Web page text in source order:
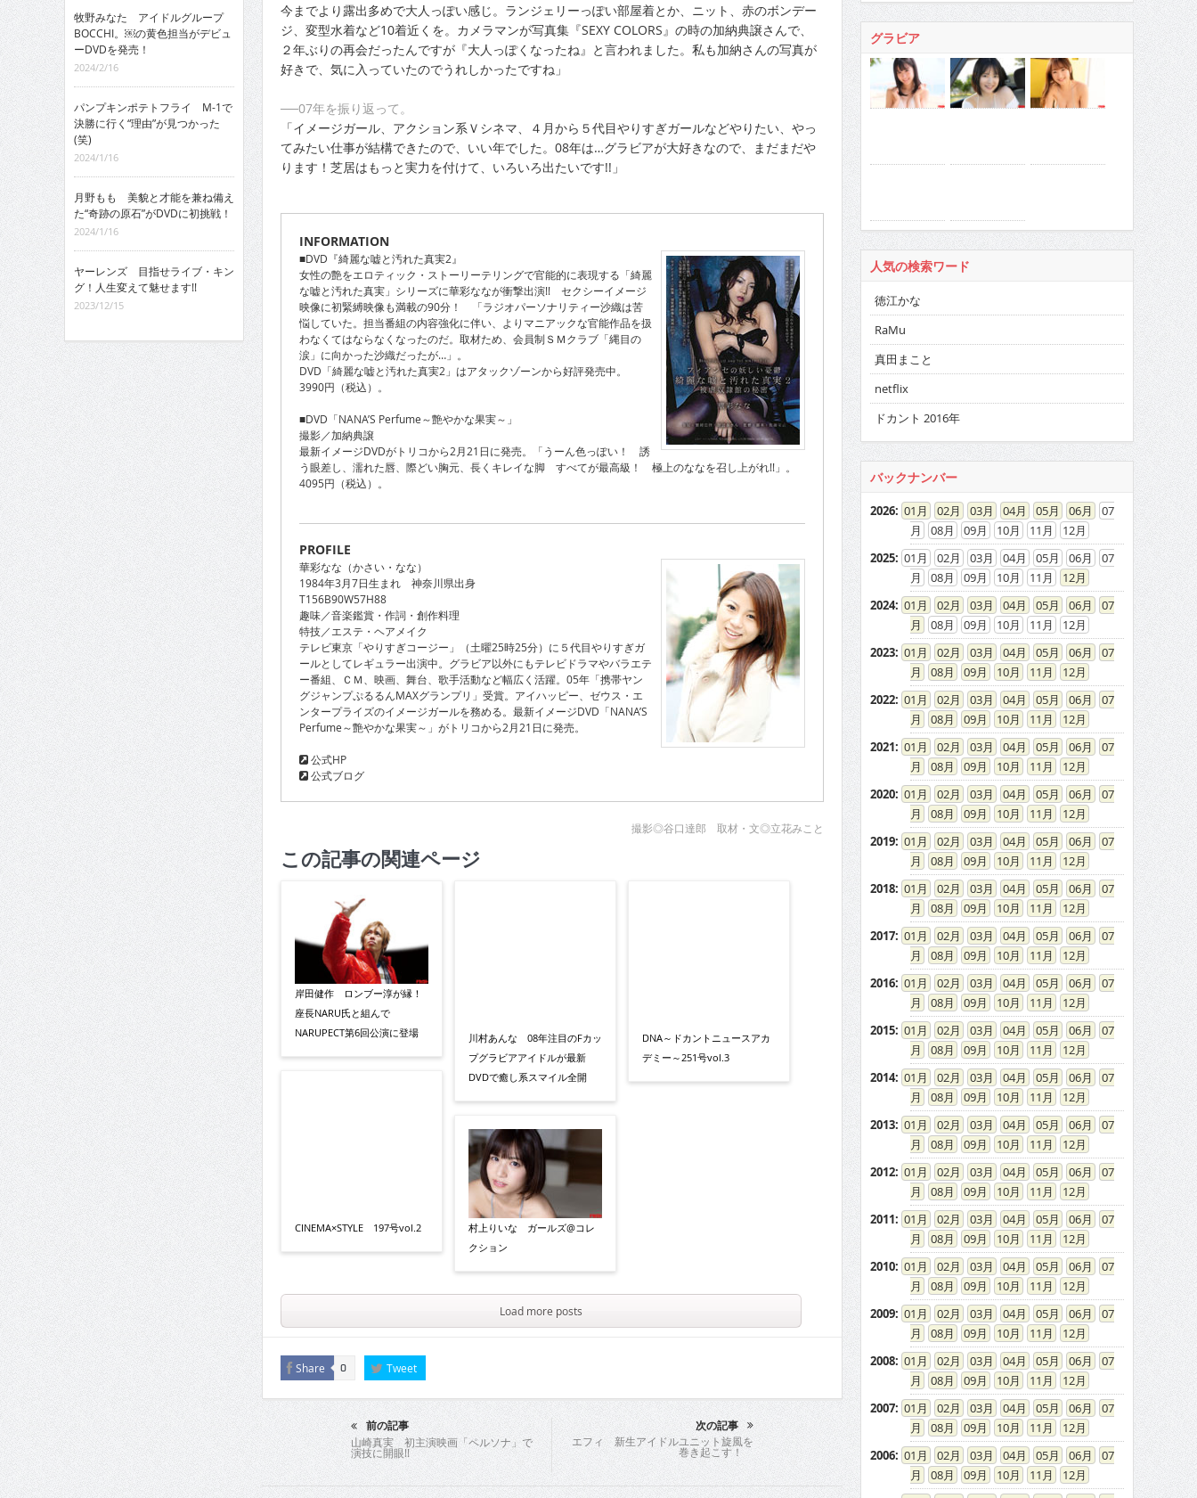
今までより露出多めで大人っぽい感じ。ランジェリーっぽい部屋着とか、ニット、赤のボンデー
ジ、変型水着など10着近くを。カメラマンが写真集『SEXY COLORS』の時の加納典譲さんで、
２年ぶりの再会だったんですが『大人っぽくなったね』と言われました。私も加納さんの写真が
好きで、気に入っていたのでうれしかったですね」
──07年を振り返って。
「イメージガール、アクション系Ｖシネマ、４月から５代目やりすぎガールなどやりたい、やっ
てみたい仕事が結構できたので、いい年でした。08年は…グラビアが大好きなので、まだまだや
ります！芝居はもっと実力を付けて、いろいろ出たいです!!」
INFORMATION
■DVD『綺麗な嘘と汚れた真実2』
女性の艶をエロティック・ストーリーテリングで官能的に表現する「綺麗
な嘘と汚れた真実」シリーズに華彩ななが衝撃出演!! セクシーイメージ
映像に初緊縛映像も満載の90分！ 「ラジオパーソナリティー沙織は苦
悩していた。担当番組の内容強化に伴い、よりマニアックな官能作品を扱
わなくてはならなくなったのだ。取材ため、会員制ＳＭクラブ「縄目の
涙」に向かった沙織だったが…」。
DVD「綺麗な嘘と汚れた真実2」はアタックゾーンから好評発売中。
3990円（税込）。
■DVD「NANA’S Perfume～艶やかな果実～」
撮影／加納典譲
最新イメージDVDがトリコから2月21日に発売。「うーん色っぽい！ 誘
う眼差し、濡れた唇、際どい胸元、長くキレイな脚 すべてが最高級！ 極上のななを召し上がれ!!」。
4095円（税込）。
PROFILE
華彩なな（かさい・なな）
1984年3月7日生まれ 神奈川県出身
T156B90W57H88
趣味／音楽鑑賞・作詞・創作料理
特技／エステ・ヘアメイク
テレビ東京「やりすぎコージー」（土曜25時25分）に５代目やりすぎガ
ールとしてレギュラー出演中。グラビア以外にもテレビドラマやバラエテ
ー番組、ＣＭ、映画、舞台、歌手活動など幅広く活躍。05年「携帯ヤン
グジャンプぷるるんMAXグランプリ」受賞。アイハッピー、ゼウス・エ
ンタープライズのイメージガールを務める。最新イメージDVD「NANA’S
Perfume～艶やかな果実～」がトリコから2月21日に発売。
公式HP
公式ブログ
撮影◎谷口達郎 取材・文◎立花みこと
この記事の関連ページ
岸田健作 ロンブー淳が縁！
座長NARU氏と組んで
NARUPECT第6回公演に登場
DVDで癒し系スマイル全開
村上りいな ガールズ@コレ
クション
前の記事
山崎真実 初主演映画「ペルソナ」で
演技に開眼!!
エフィ 新生アイドルユニット旋風を
巻き起こす！
牧野みなた アイドルグループ
BOCCHI。￼の黄色担当がデビュ
ーDVDを発売！
2024/2/16
パンプキンポテトフライ M-1で
決勝に行く“理由”が見つかった
(笑)
2024/1/16
月野もも 美貌と才能を兼ね備え
た“奇跡の原石”がDVDに初挑戦！
2024/1/16
ヤーレンズ 目指せライブ・キン
グ！人生変えて魅せます!!
2023/12/15
グラビア
人気の検索ワード
徳江かな
RaMu
真田まこと
netflix
ドカント 2016年
バックナンバー
2026: 01 02 03 04 05 06
07
08
09 10 11
12
2025: 01 02 03 04 05 06
07
08
09 10 11
12
2024: 01 02 03 04 05 06
07
08
09 10 11
12
2023: 01 02 03 04 05 06
07
08
09 10 11
12
2022: 01 02 03 04 05 06
07
08
09 10 11
12
2021: 01 02 03 04 05 06
07
08
09 10 11
12
2020: 01 02 03 04 05 06
07
08
09 10 11
12
2019: 01 02 03 04 05 06
07
08
09 10 11
12
2018: 01 02 03 04 05 06
07
08
09 10 11
12
2017: 01 02 03 04 05 06
07
08
09 10 11
12
2016: 01 02 03 04 05 06
07
08
09 10 11
12
2015: 01 02 03 04 05 06
07
08
09 10 11
12
2014: 01 02 03 04 05 06
07
08
09 10 11
12
2013: 01 02 03 04 05 06
07
08
09 10 11
12
2012: 01 02 03 04 05 06
07
08
09 10 11
12
2011: 01 02 03 04 05 06
07
08
09 10 11
12
2010: 01 02 03 04 05 06
07
08
09 10 11
12
2009: 01 02 03 04 05 06
07
08
09 10 11
12
2008: 01 02 03 04 05 06
07
08
09 10 11
12
2007: 01 02 03 04 05 06
07
08
09 10 11
12
2006: 01 02 03 04 05 06
07
08
09 10 11
12